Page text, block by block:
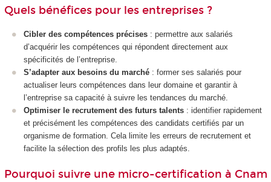
Quels bénéfices pour les entreprises ?
Cibler des compétences précises : permettre aux salariés
d’acquérir les compétences qui répondent directement aux
spécificités de l’entreprise.
S’adapter aux besoins du marché : former ses salariés pour
actualiser leurs compétences dans leur domaine et garantir à
l’entreprise sa capacité à suivre les tendances du marché.
Optimiser le recrutement des futurs talents : identifier rapidement
et précisément les compétences des candidats certifiés par un
organisme de formation. Cela limite les erreurs de recrutement et
facilite la sélection des profils les plus adaptés.
Pourquoi suivre une micro-certification à Cnam